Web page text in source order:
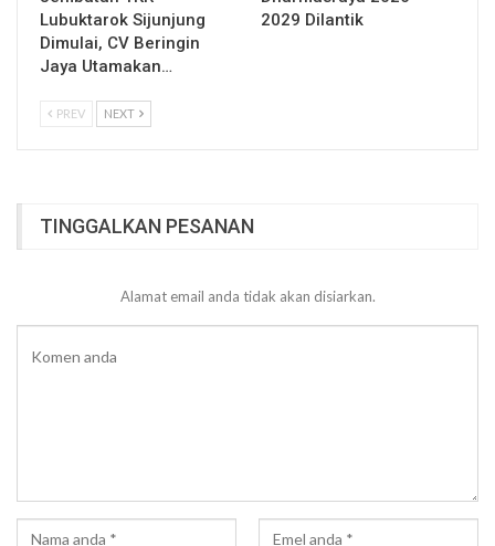
Lubuktarok Sijunjung
Dimulai, CV Beringin
Jaya Utamakan…
2029 Dilantik
PREV NEXT
TINGGALKAN PESANAN
Alamat email anda tidak akan disiarkan.